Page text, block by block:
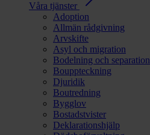
Våra tjänster
Adoption
Allmän rådgivning
Arvskifte
Asyl och migration
Bodelning och separation
Bouppteckning
Djuridik
Boutredning
Bygglov
Bostadstvister
Deklarationshjälp